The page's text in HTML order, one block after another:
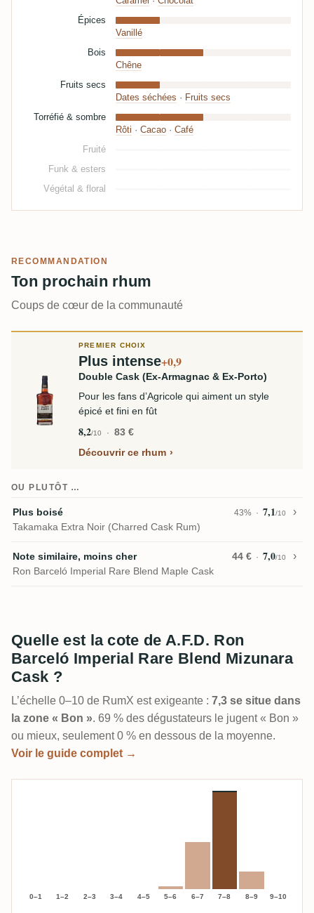
Épices
Vanillé
Bois
Chêne
Fruits secs
Dates séchées · Fruits secs
Torréfié & sombre
Rôti · Cacao · Café
Fruité
Funk & esters
Végétal & floral
RECOMMANDATION
Ton prochain rhum
Coups de cœur de la communauté
PREMIER CHOIX
Plus intense+0,9
Double Cask (Ex-Armagnac & Ex-Porto)
Pour les fans d’Agricole qui aiment un style
épicé et fini en fût
8,2/10
83 €
Découvrir ce rhum
OU PLUTÔT …
Plus boisé 43% 7,1/10
Takamaka Extra Noir (Charred Cask Rum)
Note similaire, moins cher 44 € 7,0/10
Ron Barceló Imperial Rare Blend Maple Cask
Quelle est la cote de A.F.D. Ron
Barceló Imperial Rare Blend Mizunara
Cask ?
L’échelle 0–10 de RumX est exigeante : 7,3 se situe dans
la zone « Bon ». 69 % des dégustateurs le jugent « Bon »
ou mieux, seulement 0 % en dessous de la moyenne.
Voir le guide complet →
0–1 1–2 2–3 3–4 4–5 5–6 6–7 7–8 8–9 9–10